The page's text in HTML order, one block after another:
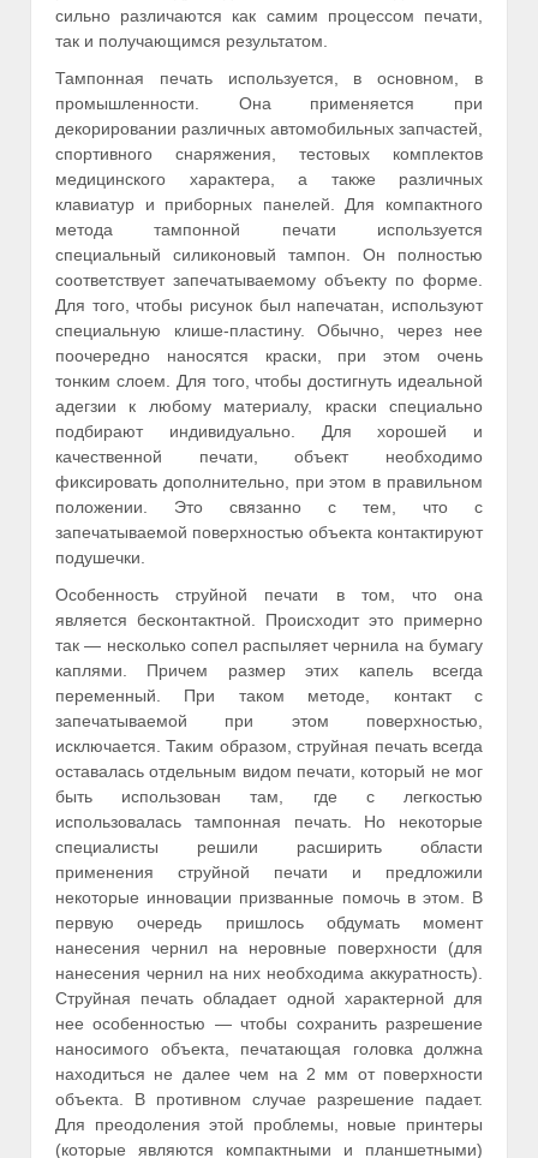
сильно различаются как самим процессом печати,
так и получающимся результатом.
Тампонная печать используется, в основном, в
промышленности. Она применяется при
декорировании различных автомобильных запчастей,
спортивного снаряжения, тестовых комплектов
медицинского характера, а также различных
клавиатур и приборных панелей. Для компактного
метода тампонной печати используется
специальный силиконовый тампон. Он полностью
соответствует запечатываемому объекту по форме.
Для того, чтобы рисунок был напечатан, используют
специальную клише-пластину. Обычно, через нее
поочередно наносятся краски, при этом очень
тонким слоем. Для того, чтобы достигнуть идеальной
адегзии к любому материалу, краски специально
подбирают индивидуально. Для хорошей и
качественной печати, объект необходимо
фиксировать дополнительно, при этом в правильном
положении. Это связанно с тем, что с
запечатываемой поверхностью объекта контактируют
подушечки.
Особенность струйной печати в том, что она
является бесконтактной. Происходит это примерно
так — несколько сопел распыляет чернила на бумагу
каплями. Причем размер этих капель всегда
переменный. При таком методе, контакт с
запечатываемой при этом поверхностью,
исключается. Таким образом, струйная печать всегда
оставалась отдельным видом печати, который не мог
быть использован там, где с легкостью
использовалась тампонная печать. Но некоторые
специалисты решили расширить области
применения струйной печати и предложили
некоторые инновации призванные помочь в этом. В
первую очередь пришлось обдумать момент
нанесения чернил на неровные поверхности (для
нанесения чернил на них необходима аккуратность).
Струйная печать обладает одной характерной для
нее особенностью — чтобы сохранить разрешение
наносимого объекта, печатающая головка должна
находиться не далее чем на 2 мм от поверхности
объекта. В противном случае разрешение падает.
Для преодоления этой проблемы, новые принтеры
(которые являются компактными и планшетными)